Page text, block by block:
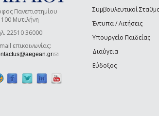
Πανεπιστημίου
Μυτιλήνη
22510 36000
επικοινωνίας:
(link sends e-mail)
Συμβουλευτικοί
Έντυπα / Αιτήσεις
Υπουργείο Παιδείας
Διαύγεια
Εύδοξος